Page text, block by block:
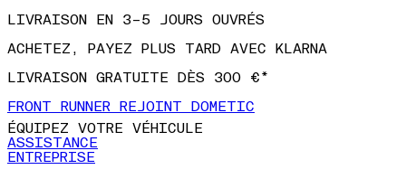
ACHETEZ, PAYEZ PLUS TARD AVEC KLARNA
LIVRAISON GRATUITE DÈS 300 €*
FRONT RUNNER REJOINT DOMETIC
ÉQUIPEZ VOTRE VÉHICULE
ASSISTANCE
ENTREPRISE